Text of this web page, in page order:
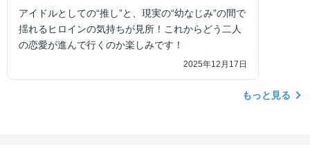
見たい〜♡あと、ありちゃんの推しルイくん私好き
なのでこれからもっと見たいです♡ありちゃんと同
担になるけど、ありちゃんは同担拒否？笑 まだま
だ感想たくさん伝えたいけど、ネタバレ禁だからこ
の辺で♡ 3話も楽しみにしています! また読んできま
アイドルとしての“推し”と、現実の“幼なじみ”の間で
揺れるヒロインの気持ちが見所！これからどう二人
の恋愛が進んで行くのか楽しみです！
2025年12月17日
もっと見る